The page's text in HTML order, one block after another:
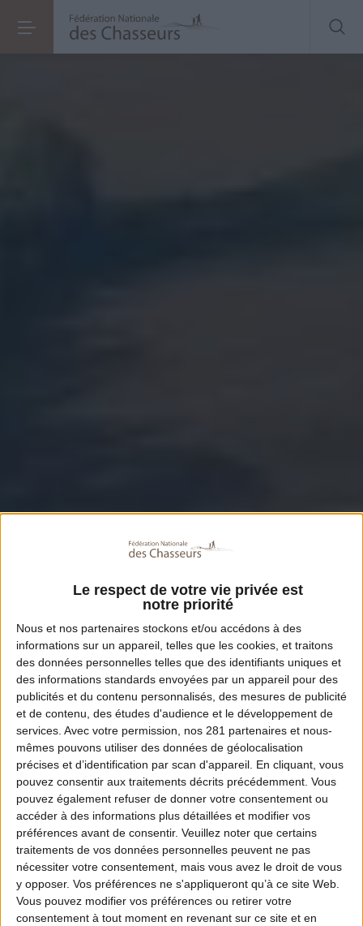
Le respect de votre vie privée est
notre priorité
Nous et nos partenaires stockons et/ou accédons à des
informations sur un appareil, telles que les cookies, et traitons
des données personnelles telles que des identifiants uniques et
des informations standards envoyées par un appareil pour des
publicités et du contenu personnalisés, des mesures de publicité
et de contenu, des études d'audience et le développement de
services. Avec votre permission, nos 281 partenaires et nous-
mêmes pouvons utiliser des données de géolocalisation
précises et d’identification par scan d'appareil. En cliquant, vous
pouvez consentir aux traitements décrits précédemment. Vous
pouvez également refuser de donner votre consentement ou
accéder à des informations plus détaillées et modifier vos
préférences avant de consentir. Veuillez noter que certains
traitements de vos données personnelles peuvent ne pas
nécessiter votre consentement, mais vous avez le droit de vous
y opposer. Vos préférences ne s'appliqueront qu’à ce site Web.
Vous pouvez modifier vos préférences ou retirer votre
consentement à tout moment en revenant sur ce site et en